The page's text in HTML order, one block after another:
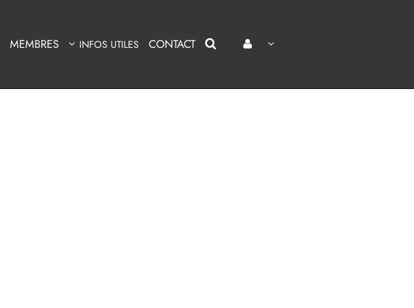
MEMBRES INFOS UTILES CONTACT